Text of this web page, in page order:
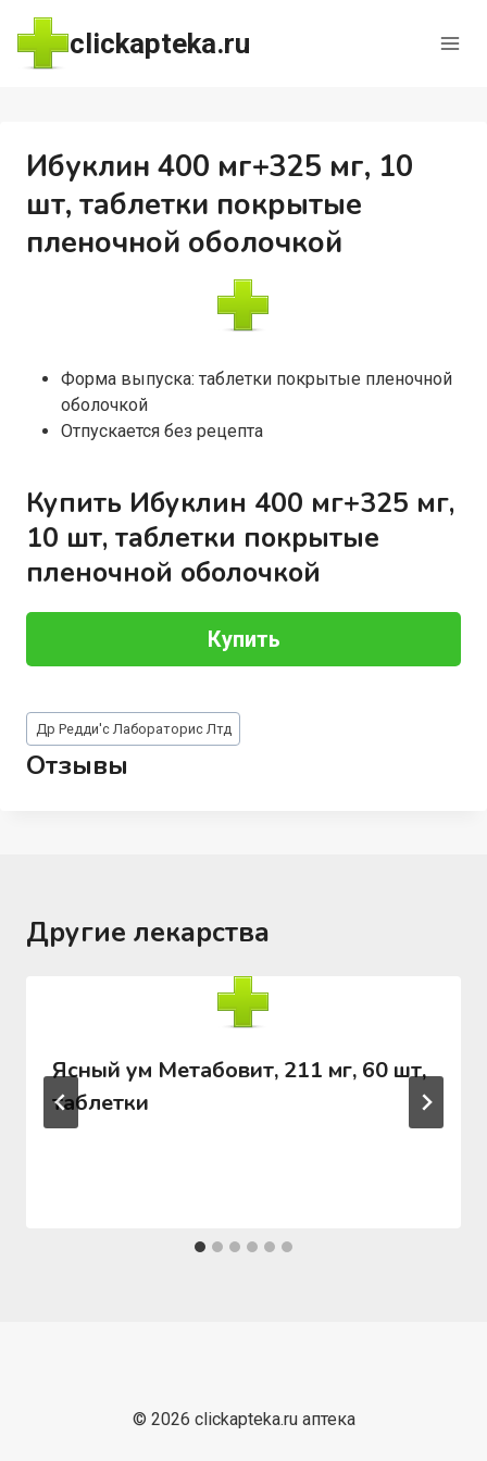
Перейти
содержимому
clickapteka.ru
Ибуклин 400 мг+325 мг, 10
шт, таблетки покрытые
пленочной оболочкой
Форма выпуска: таблетки покрытые пленочной
оболочкой
Отпускается без рецепта
Купить Ибуклин 400 мг+325 мг,
10 шт, таблетки покрытые
пленочной оболочкой
Купить
Метки
записи:
Др Редди'с Лабораторис Лтд
Отзывы
Другие лекарства
Ясный ум Метабовит, 211 мг, 60 шт,
таблетки
© 2026 clickapteka.ru аптека